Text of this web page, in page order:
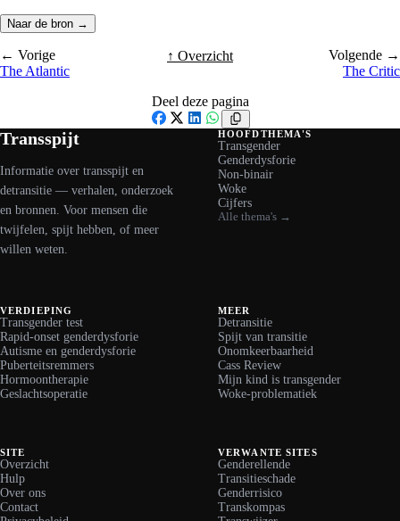
Naar de bron →
← Vorige
The Atlantic
↑ Overzicht
Volgende →
The Critic
Deel deze pagina
Facebook
X LinkedIn
WhatsApp
Transspijt
Informatie over transspijt en
detransitie — verhalen, onderzoek
en bronnen. Voor mensen die
twijfelen, spijt hebben, of meer
willen weten.
HOOFDTHEMA'S
Transgender
Genderdysforie
Non-binair
Woke
Cijfers
Alle thema's →
VERDIEPING
Transgender test
Rapid-onset genderdysforie
Autisme en genderdysforie
Puberteitsremmers
Hormoontherapie
Geslachtsoperatie
MEER
Detransitie
Spijt van transitie
Onomkeerbaarheid
Cass Review
Mijn kind is transgender
Woke-problematiek
SITE
Overzicht
Hulp
Over ons
Contact
VERWANTE SITES
Genderellende
Transitieschade
Genderrisico
Transkompas